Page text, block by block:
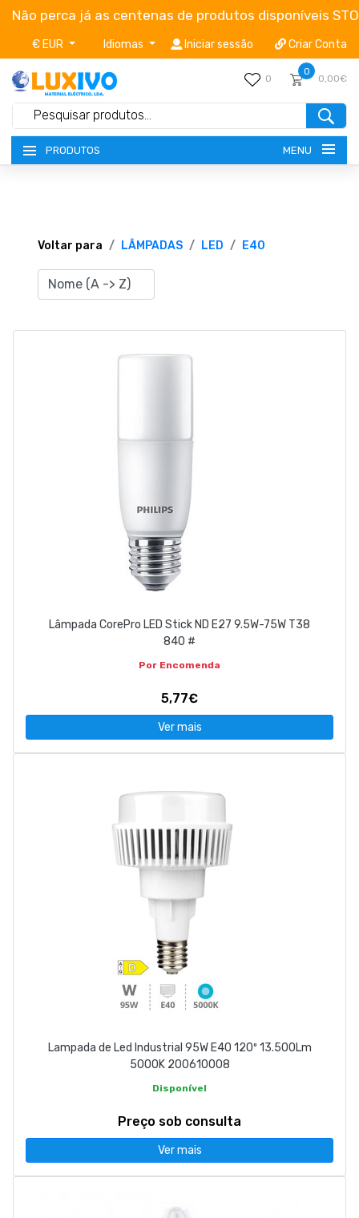
Não perca já as centenas de produtos disponíveis
€ EUR Idiomas Iniciar sessão Criar Conta
0
0
0,00€
PRODUTOS MENU
TERMOS E CONDIÇÕES
CATÁLOGOS
Voltar para LÂMPADAS LED E40
Lâmpada CorePro LED Stick ND E27 9.5W-75W T38
840 #
Por Encomenda
5,77€
Ver mais
Lampada de Led Industrial 95W E40 120º 13.500Lm
5000K 200610008
Disponível
Preço sob consulta
Ver mais